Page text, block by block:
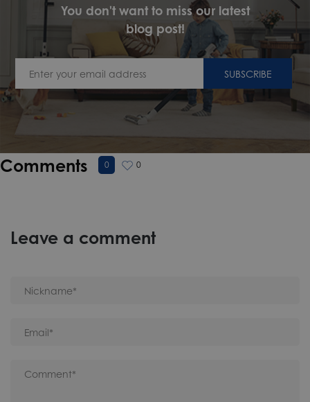
You don't want to miss our latest
blog post!
SUBSCRIBE
Comments 0 0
Leave a comment